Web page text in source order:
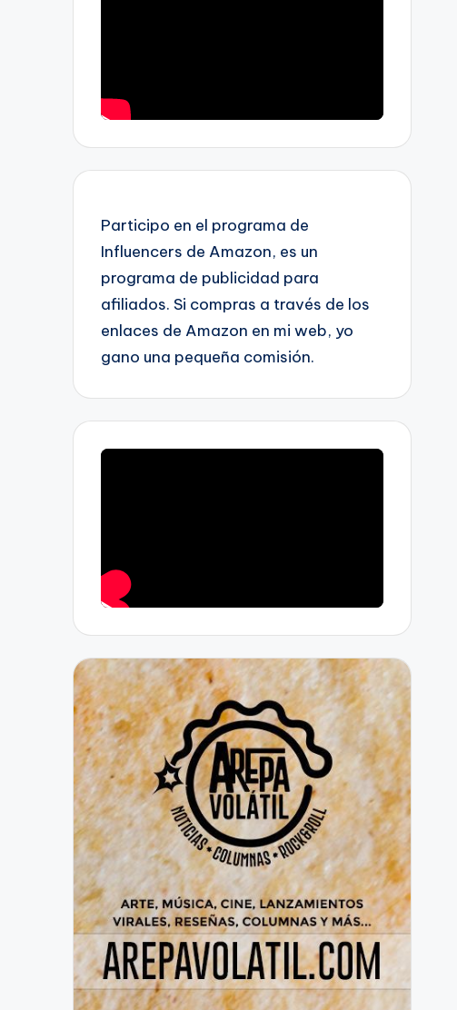
Participo en el programa de
Influencers de Amazon, es un
programa de publicidad para
afiliados. Si compras a través de los
enlaces de Amazon en mi web, yo
gano una pequeña comisión.